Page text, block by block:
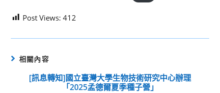
Post Views: 412
相關內容
[訊息轉知]國立臺灣大學生物技術研究中心辦理
「2025孟德爾夏季種子營」